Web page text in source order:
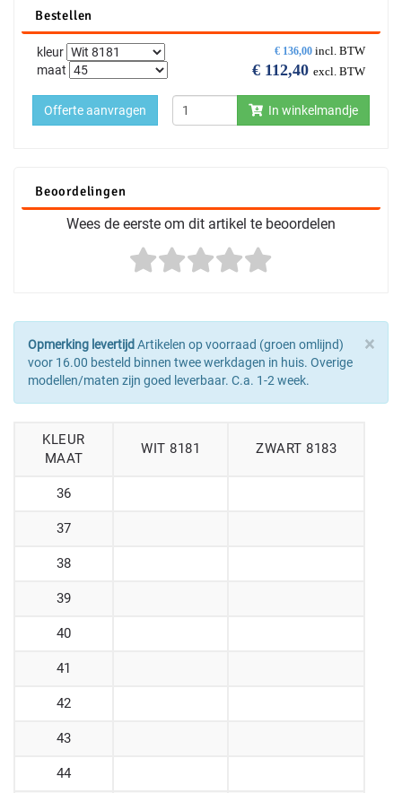
Bestellen
€ 136,00 incl. BTW
€ 112,40 excl. BTW
kleur
maat
In winkelmandje
Offerte aanvragen
Beoordelingen
Wees de eerste om dit artikel te beoordelen
×
Opmerking levertijd Artikelen op voorraad (groen omlijnd)
voor 16.00 besteld binnen twee werkdagen in huis. Overige
modellen/maten zijn goed leverbaar. C.a. 1-2 week.
KLEUR
MAAT
WIT 8181 ZWART 8183
36
37
38
39
40
41
42
43
44